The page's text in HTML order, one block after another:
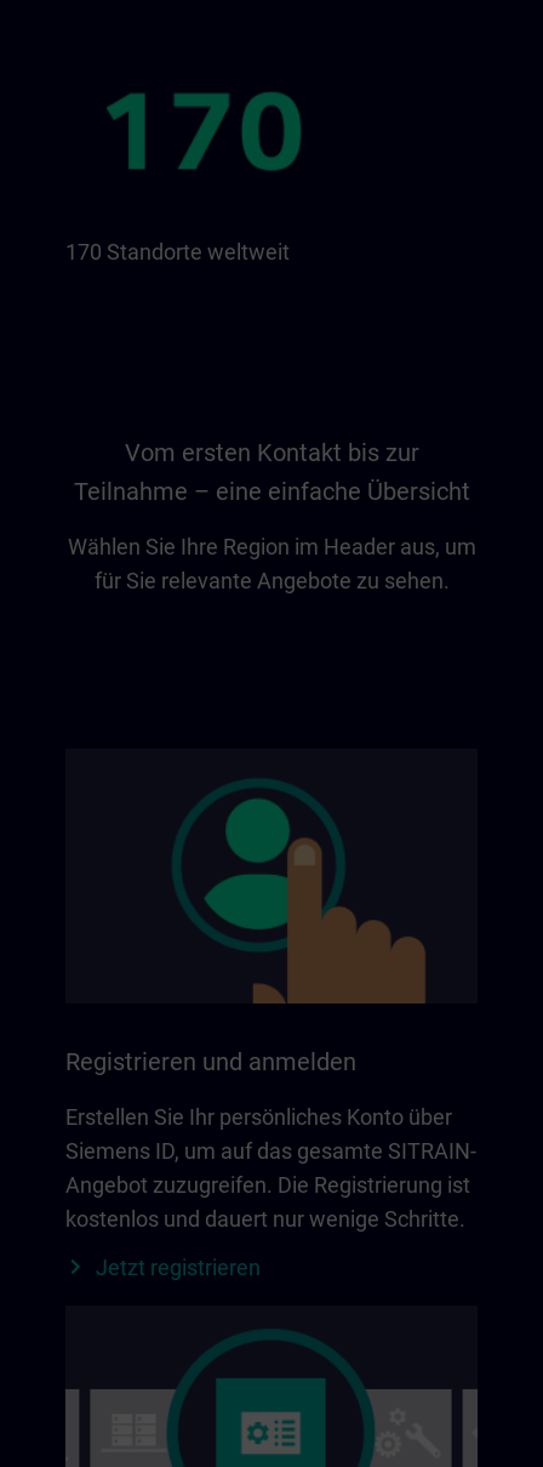
170 Standorte weltweit
Vom ersten Kontakt bis zur
Teilnahme – eine einfache Übersicht
Wählen Sie Ihre Region im Header aus, um
für Sie relevante Angebote zu sehen.
Registrieren und anmelden
Erstellen Sie Ihr persönliches Konto über
Siemens ID, um auf das gesamte SITRAIN-
Angebot zuzugreifen. Die Registrierung ist
kostenlos und dauert nur wenige Schritte.
Jetzt registrieren